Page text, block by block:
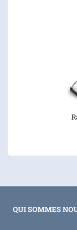
QUI SOMMES